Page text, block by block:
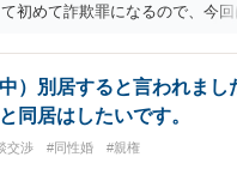
初めて詐欺罪になるので、今
ば交際しなかったといえる場
どで、結婚を当然の前提にした
求は可能と考えます。
）別居すると言われまし
同居はしたいです。
交渉 #同性婚 #親権